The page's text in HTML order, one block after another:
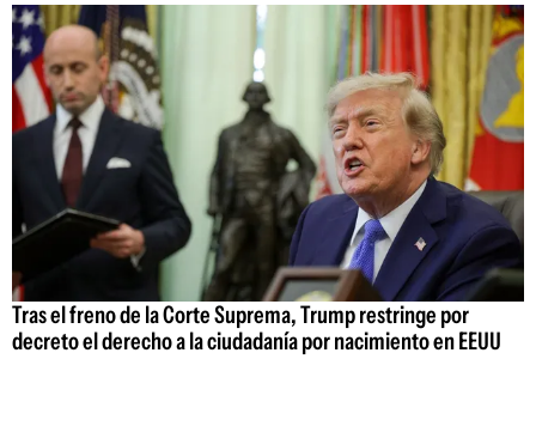
Tras el freno de la Corte Suprema, Trump restringe por
decreto el derecho a la ciudadanía por nacimiento en EEUU